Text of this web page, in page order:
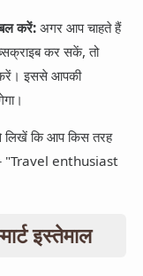
करें:अगर आप चाहते हैं
कर सकें, तो
इससे आपकी
लिखें कि आप किस तरह
"Travel enthusiast
इस्तेमाल